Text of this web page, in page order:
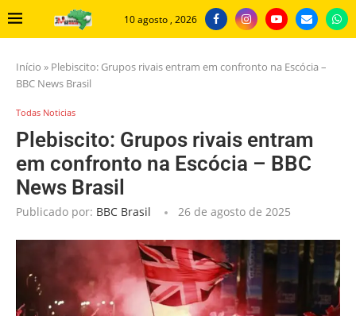
10 agosto , 2026
Início » Plebiscito: Grupos rivais entram em confronto na Escócia –
BBC News Brasil
Todas Noticias
Plebiscito: Grupos rivais entram
em confronto na Escócia – BBC
News Brasil
Publicado por: BBC Brasil 26 de agosto de 2025